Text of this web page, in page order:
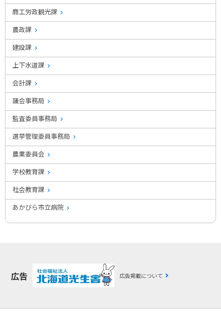
商工労政観光課
農政課
建設課
上下水道課
会計課
議会事務局
監査委員事務局
選挙管理委員事務局
農業委員会
学校教育課
社会教育課
あかびら市立病院
広告 広告掲載について